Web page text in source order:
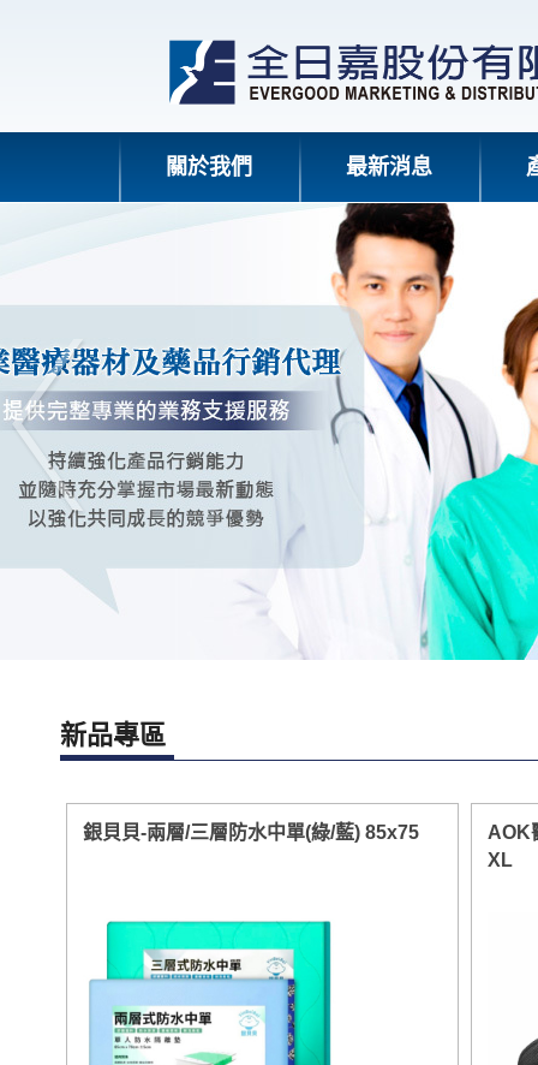
關於我們 最新消息
新品專區
銀貝貝-兩層/三層防水中單(綠/藍) 85x75
AOK
XL